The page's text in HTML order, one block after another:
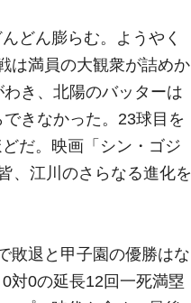
どん膨らむ。ようやく
は満員の大観衆が詰めか
き、北陽のバッターは
きなかった。23球目を
だ。映画「シン・ゴジ
、江川のさらなる進化を
敗退と甲子園の優勝はな
対0の延長12回一死満塁